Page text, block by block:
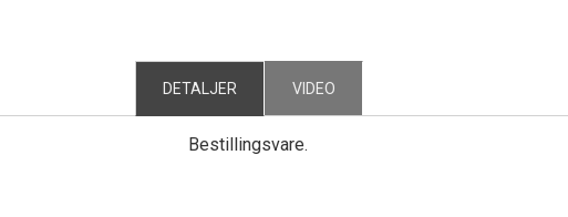
DETALJER
Bestillingsvare.
VIDEO